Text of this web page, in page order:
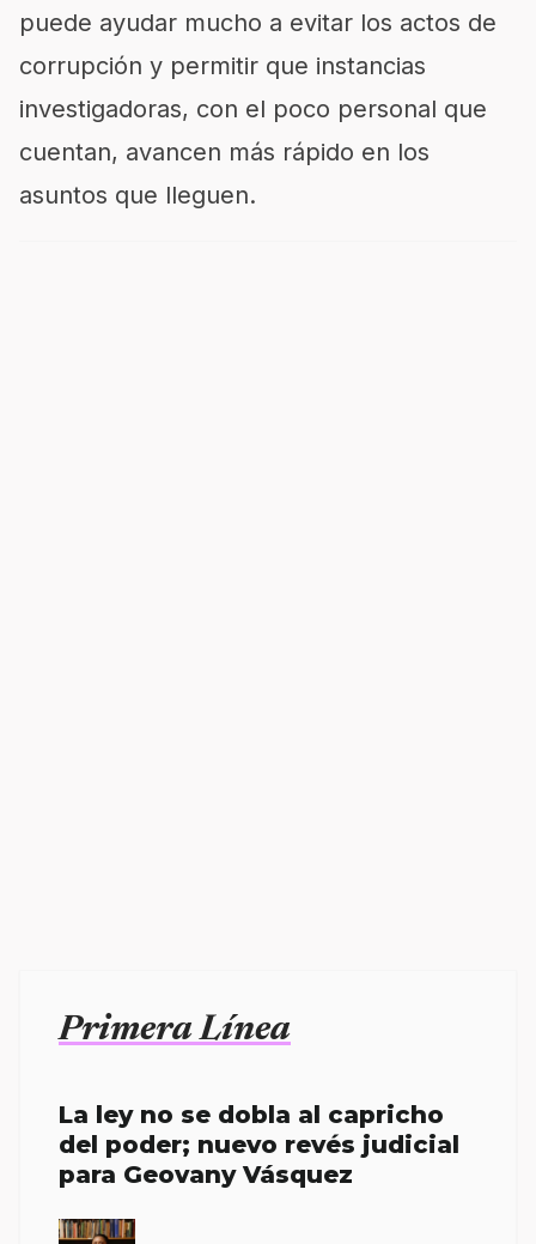
puede ayudar mucho a evitar los actos de
corrupción y permitir que instancias
investigadoras, con el poco personal que
cuentan, avancen más rápido en los
asuntos que lleguen.
Primera Línea
La ley no se dobla al capricho
del poder; nuevo revés judicial
para Geovany Vásquez